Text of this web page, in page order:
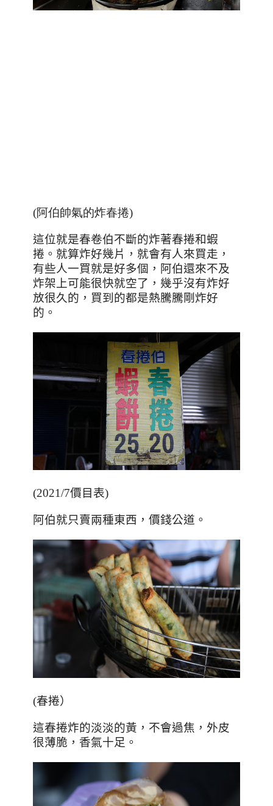
(阿伯帥氣的炸春捲)
這位就是春卷伯不斷的炸著春捲和蝦
捲。就算炸好幾片，就會有人來買走，
有些人一買就是好多個，阿伯還來不及
炸架上可能很快就空了，幾乎沒有炸好
放很久的，買到的都是熱騰騰剛炸好
的。
(2021/7價目表)
阿伯就只賣兩種東西，價錢公道。
(春捲）
這春捲炸的淡淡的黃，不會過焦，外皮
很薄脆，香氣十足。